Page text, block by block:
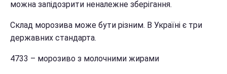
можна запідозрити неналежне зберігання.
Склад морозива може бути різним. В Україні є три
державних стандарта.
4733 – морозиво з молочними жирами